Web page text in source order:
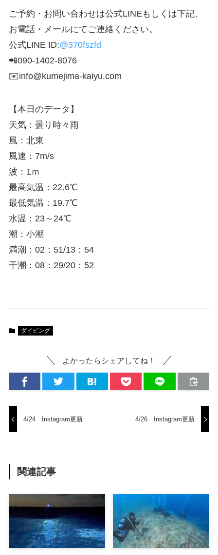
ご予約・お問い合わせは公式LINEもしくは下記、
お電話・メールにてご連絡ください。
公式LINE ID:@370fszfd
📲090-1402-8076
✉️info@kumejima-kaiyu.com
【本日のデータ】
天気：曇り時々雨
風：北東
風速：7m/s
波：1ｍ
最高気温：22.6℃
最低気温：19.7℃
水温：23～24℃
潮：小潮
満潮：02：51/13：54
干潮：08：29/20：52
ダイビング
よかったらシェアしてね！
4/24 Instagram更新 4/26 Instagram更新
関連記事